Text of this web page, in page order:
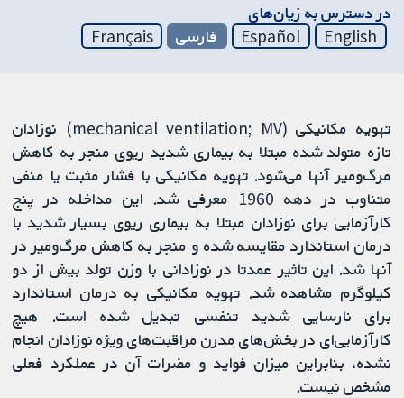
در دسترس به زیان‌های
English
Español فارسی Français
تهویه مکانیکی (mechanical ventilation; MV) نوزادان
تازه متولد شده مبتلا به بیماری شدید ریوی منجر به کاهش
مرگ‌ومیر آنها می‌شود. تهویه مکانیکی با فشار مثبت یا منفی
متناوب در دهه 1960 معرفی شد. این مداخله در پنج
کارآزمایی برای نوزادان مبتلا به بیماری ریوی بسیار شدید با
درمان استاندارد مقایسه شده و منجر به کاهش مرگ‌ومیر در
آنها شد. این تاثیر عمدتا در نوزادانی با وزن تولد بیش از دو
کیلوگرم مشاهده شد. تهویه مکانیکی به درمان استاندارد
برای نارسایی شدید تنفسی تبدیل شده است. هیچ
کارآزمایی‌ای در بخش‌های مدرن مراقبت‌های ویژه نوزادان انجام
نشده، بنابراین میزان فواید و مضرات آن در عملکرد فعلی
مشخص نیست.